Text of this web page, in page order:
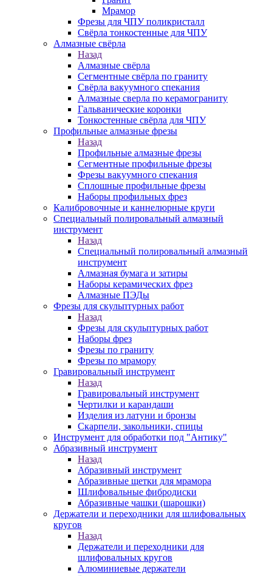
Мрамор
Фрезы для ЧПУ поликристалл
Свёрла тонкостенные для ЧПУ
Алмазные свёрла
Назад
Алмазные свёрла
Сегментные свёрла по граниту
Свёрла вакуумного спекания
Алмазные сверла по керамограниту
Гальванические коронки
Тонкостенные свёрла для ЧПУ
Профильные алмазные фрезы
Назад
Профильные алмазные фрезы
Сегментные профильные фрезы
Фрезы вакуумного спекания
Сплошные профильные фрезы
Наборы профильных фрез
Калибровочные и каннелюрные круги
Специальный полировальный алмазный
инструмент
Назад
Специальный полировальный алмазный
инструмент
Алмазная бумага и затиры
Наборы керамических фрез
Алмазные ПЭДы
Фрезы для скульптурных работ
Назад
Фрезы для скульптурных работ
Наборы фрез
Фрезы по граниту
Фрезы по мрамору
Гравировальный инструмент
Назад
Гравировальный инструмент
Чертилки и карандаши
Изделия из латуни и бронзы
Скарпели, закольники, спицы
Инструмент для обработки под "Антику"
Абразивный инструмент
Назад
Абразивный инструмент
Абразивные щетки для мрамора
Шлифовальные фибродиски
Абразивные чашки (шарошки)
Держатели и переходники для шлифовальных
кругов
Назад
Держатели и переходники для
шлифовальных кругов
Алюминиевые держатели